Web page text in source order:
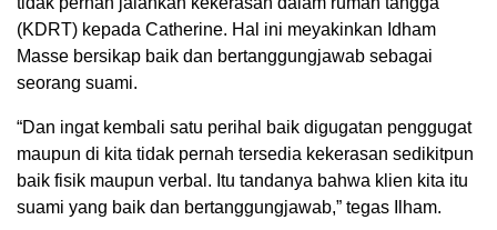
(KDRT) kepada Catherine. Hal ini meyakinkan Idham
Masse bersikap baik dan bertanggungjawab sebagai
seorang suami.
“Dan ingat kembali satu perihal baik digugatan penggugat
maupun di kita tidak pernah tersedia kekerasan sedikitpun
baik fisik maupun verbal. Itu tandanya bahwa klien kita itu
suami yang baik dan bertanggungjawab,” tegas Ilham.